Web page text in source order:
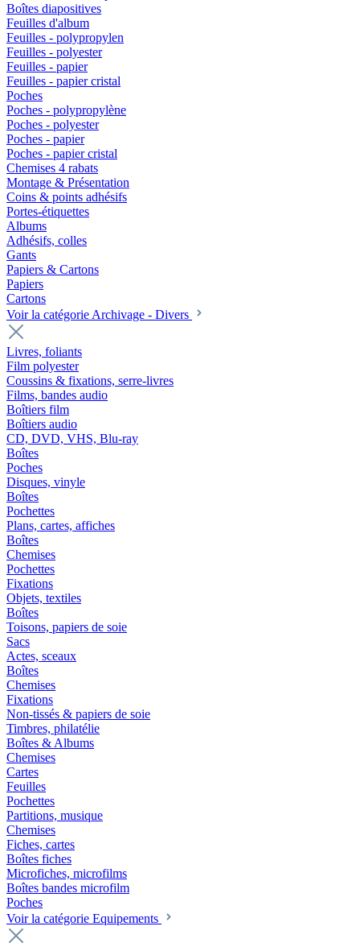
Boîtes diapositives
Feuilles d'album
Feuilles - polypropylen
Feuilles - polyester
Feuilles - papier
Feuilles - papier cristal
Poches
Poches - polypropylène
Poches - polyester
Poches - papier
Poches - papier cristal
Chemises 4 rabats
Montage & Présentation
Coins & points adhésifs
Portes-étiquettes
Albums
Adhésifs, colles
Gants
Papiers & Cartons
Papiers
Cartons
Voir la catégorie Archivage - Divers
Livres, foliants
Film polyester
Coussins & fixations, serre-livres
Films, bandes audio
Boîtiers film
Boîtiers audio
CD, DVD, VHS, Blu-ray
Boîtes
Poches
Disques, vinyle
Boîtes
Pochettes
Plans, cartes, affiches
Boîtes
Chemises
Pochettes
Fixations
Objets, textiles
Boîtes
Toisons, papiers de soie
Sacs
Actes, sceaux
Boîtes
Chemises
Fixations
Non-tissés & papiers de soie
Timbres, philatélie
Boîtes & Albums
Chemises
Cartes
Feuilles
Pochettes
Partitions, musique
Chemises
Fiches, cartes
Boîtes fiches
Microfiches, microfilms
Boîtes bandes microfilm
Poches
Voir la catégorie Equipements